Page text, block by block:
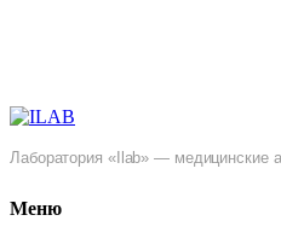
Лаборатория «Ilab» — медицинские
Меню